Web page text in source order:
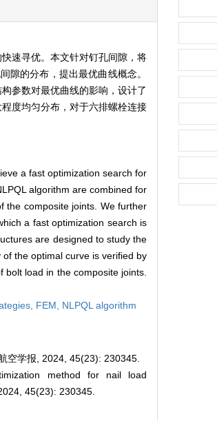
速寻优。本文针对钉孔间隙，将
隙的分布，提出最优曲线概念。
参数对最优曲线的影响，设计了
度均匀分布，对于六排螺栓连接
a fast optimization search for
algorithm are combined for
the composite joints. We further
a fast optimization search is
are designed to study the
the optimal curve is verified by
bolt load in the composite joints.
FEM, NLPQL algorithm
空学报, 2024, 45(23): 230345.
method for nail load
45(23): 230345.